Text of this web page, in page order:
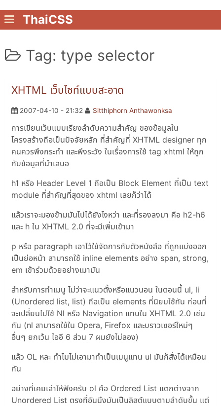
ThaiCSS
Tag: type selector
XHTML เว็บไซท์แบบสะอาด
2007-04-10 - 21:32 Sitthiphorn Anthawonksa
การเขียนเว็บแบบเรียงลำดับความสำคัญ ของข้อมูลใน
โครงสร้างถือเป็นปัจจัยหลัก ที่สำคัญที่ XHTML designer ทุก
คนควรพึงกระทำ และพึงระวัง ในเรื่องการใช้ tag xhtml ให้ถูก
กับข้อมูลที่นำเสนอ
h1 หรือ Header Level 1 ถือเป็น Block Element ที่เป็น text
module ที่สำคัญที่สุดของ xhtml เลยก็ว่าได้
แล้วเราจะมองข้ามมันไปได้ยังไงหว่า และที่รองลงมา คือ h2-h6
และ h ใน XHTML 2.0 ที่จะมีเพิ่มเข้ามา
p หรือ paragraph เอาไว้ใช้จัดการกับตัวหนังสือ ที่ถูกแบ่งออก
เป็นย่อหน้า สามารถใช้ inline elements อย่าง span, strong,
em เข้าร่วมด้วยอย่างเมามัน
สำหรับการทำเมนู ไม่ว่าจะแนวตั้งหรือแนวนอน ในตอนนี้ ul, li
(Unordered list, list) ถือเป็น elements ที่นิยมใช้กัน ก่อนที่
จะเปลี่ยนไปใช้ Nl หรือ Navigation แทนใน XHTML 2.0 เช่น
กัน (nl สามารถใช้ใน Opera, Firefox และบราวเซอร์ใหม่ๆ
อื่นๆ ยกเว้น ไออี 6 ส่วน 7 ผมยังไม่ลอง)
แล้ว OL หละ ทำไมไม่เอามาทำเป็นเมนูแทน ul มันก็สั่งได้เหมือน
กัน
อย่างที่เคยเล่าให้ฟังครับ ol คือ Ordered List แตกต่างจาก
Unordered List ตรงที่อันนึงมันเป็นลิสต์แบบตามลำดับขั้น แต่